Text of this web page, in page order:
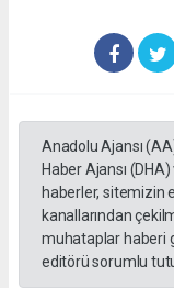
Anadolu Ajansı
Haber Ajansı
haberler, sitemizin
kanallarından
muhataplar haberi
editörü sorumlu